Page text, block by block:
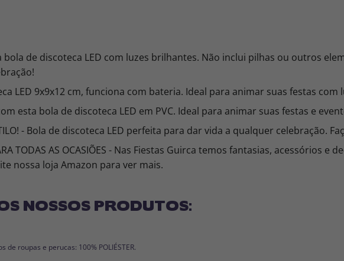
a bola de discoteca LED com luzes brilhantes. Não inclui pilhas ou outros
LED 9x9x12 cm, funciona com bateria. Ideal para animar suas festas com
esta bola de discoteca LED em PVC. Ideal para animar suas festas e
- Bola de discoteca LED perfeita para dar vida a qualquer celebração.
TODAS AS OCASIÕES - Nas Fiestas Guirca temos fantasias, acessórios
nossa loja Amazon para ver mais.
NOSSOS PRODUTOS:
roupas e perucas: 100% POLIÉSTER.